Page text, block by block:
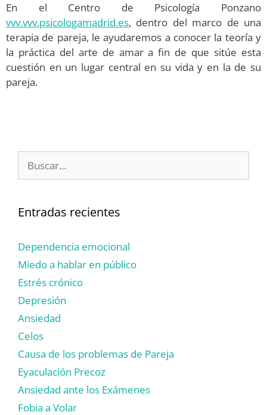
En el Centro de Psicología Ponzano
vvv.vvv.psicologamadrid.es, dentro del marco de una
terapia de pareja, le ayudaremos a conocer la teoría y
la práctica del arte de amar a fin de que sitúe esta
cuestión en un lugar central en su vida y en la de su
pareja.
Entradas recientes
Dependencia emocional
Miedo a hablar en público
Estrés crónico
Depresión
Ansiedad
Celos
Causa de los problemas de Pareja
Eyaculación Precoz
Ansiedad ante los Exámenes
Fobia a Volar